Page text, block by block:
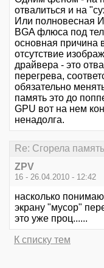
отвалиться и на
Или полновесная
BGA флюса под
основная причина
отсутствие
драйвера - это
перегрева,
обязательно
память это до
GPU вот на нем
ненадолга.
Re: Сгорела
ZPV
16 - 26.04.2010 - 12:42
насколько
экрану "мусор"
это уже проц......
К списку тем